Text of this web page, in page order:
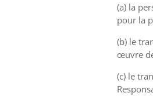
(a) la
pour la
(b) le
œuvre
(c) le